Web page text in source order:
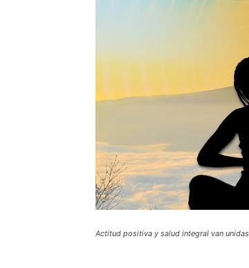
Actitud positiva y salud integral van unidas